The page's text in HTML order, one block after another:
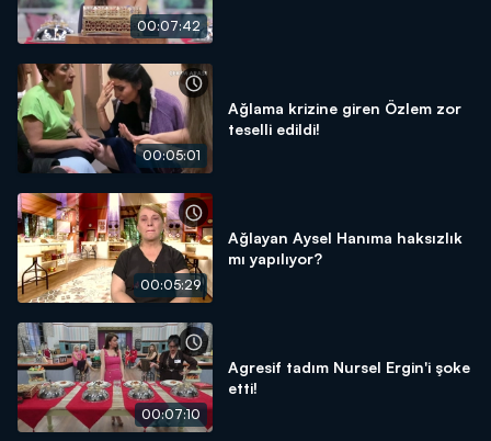
00:07:42
00:05:01
Ağlama krizine giren Özlem zor
teselli edildi!
00:05:29
Ağlayan Aysel Hanıma haksızlık
mı yapılıyor?
00:07:10
Agresif tadım Nursel Ergin'i şoke
etti!